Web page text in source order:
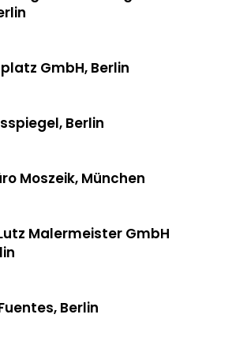
GmbH, Berlin
Berlin
Moszeik, München
Malermeister GmbH
Berlin